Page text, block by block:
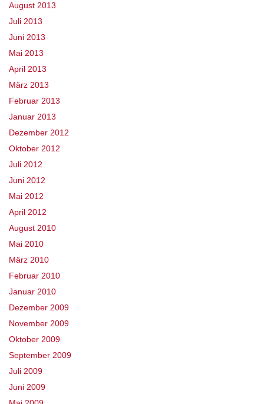
August 2013
Juli 2013
Juni 2013
Mai 2013
April 2013
März 2013
Februar 2013
Januar 2013
Dezember 2012
Oktober 2012
Juli 2012
Juni 2012
Mai 2012
April 2012
August 2010
Mai 2010
März 2010
Februar 2010
Januar 2010
Dezember 2009
November 2009
Oktober 2009
September 2009
Juli 2009
Juni 2009